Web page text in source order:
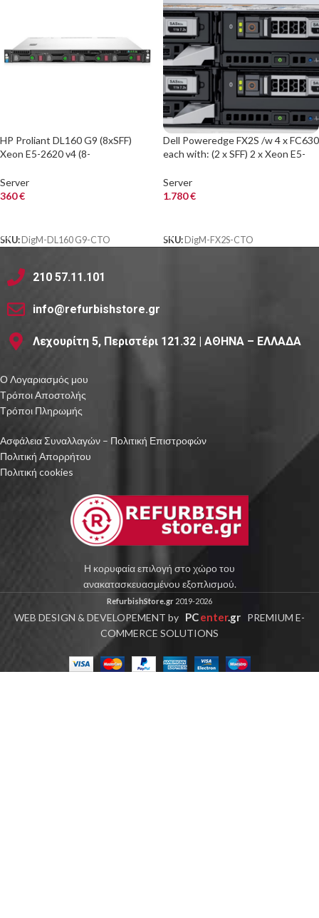
HP Proliant DL160 G9 (8xSFF)
Xeon E5-2620 v4 (8-
Server
360€
SKU: DigM-DL160 G9-CTO
Dell Poweredge FX2S /w 4 x FC630
each with: (2 x SFF) 2 x Xeon E5-
Server
1.780€
SKU: DigM-FX2S-CTO
210 57.11.101
info@refurbishstore.gr
Λεχουρίτη 5, Περιστέρι 121.32 | ΑΘΗΝΑ – ΕΛΛΑΔΑ
Ο Λογαριασμός μου
Τρόποι Αποστολής
Τρόποι Πληρωμής
Ασφάλεια Συναλλαγών – Πολιτική Επιστροφών
Πολιτική Απορρήτου
Πολιτική cookies
Η κορυφαία επιλογή στο χώρο του
ανακατασκευασμένου εξοπλισμού.
RefurbishStore.gr 2019-2026
WEB DESIGN & DEVELOPEMENT by PCenter.gr PREMIUM E-
COMMERCE SOLUTIONS